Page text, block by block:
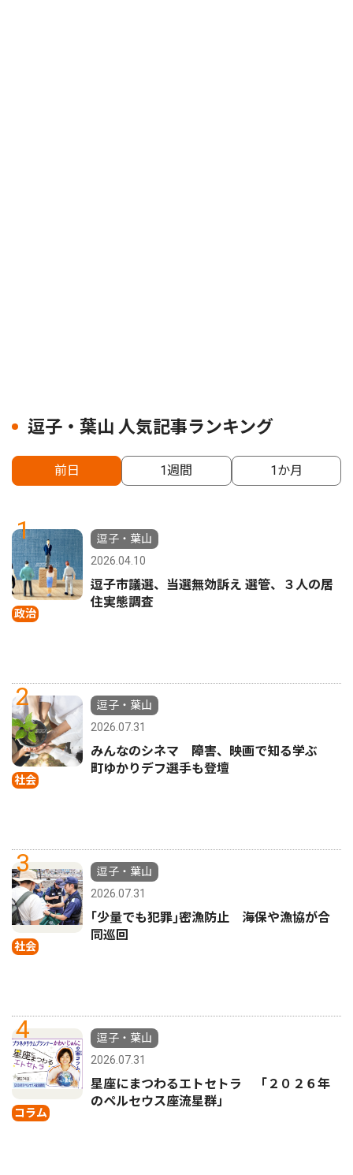
逗子・葉山 人気記事ランキング
前日 1週間 1か月
1
政治
逗子・葉山
2026.04.10
逗子市議選、当選無効訴え 選管、３人の居
住実態調査
2
社会
逗子・葉山
2026.07.31
みんなのシネマ 障害、映画で知る学ぶ
町ゆかりデフ選手も登壇
3
社会
逗子・葉山
2026.07.31
｢少量でも犯罪｣密漁防止 海保や漁協が合
同巡回
4
コラム
逗子・葉山
2026.07.31
星座にまつわるエトセトラ 「２０２６年
のペルセウス座流星群」